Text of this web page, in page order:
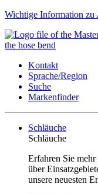
Wichtige Information zu
Kontakt
Sprache/Region
Suche
Markenfinder
Schläuche
Schläuche
Erfahren Sie
über
unsere neuesten